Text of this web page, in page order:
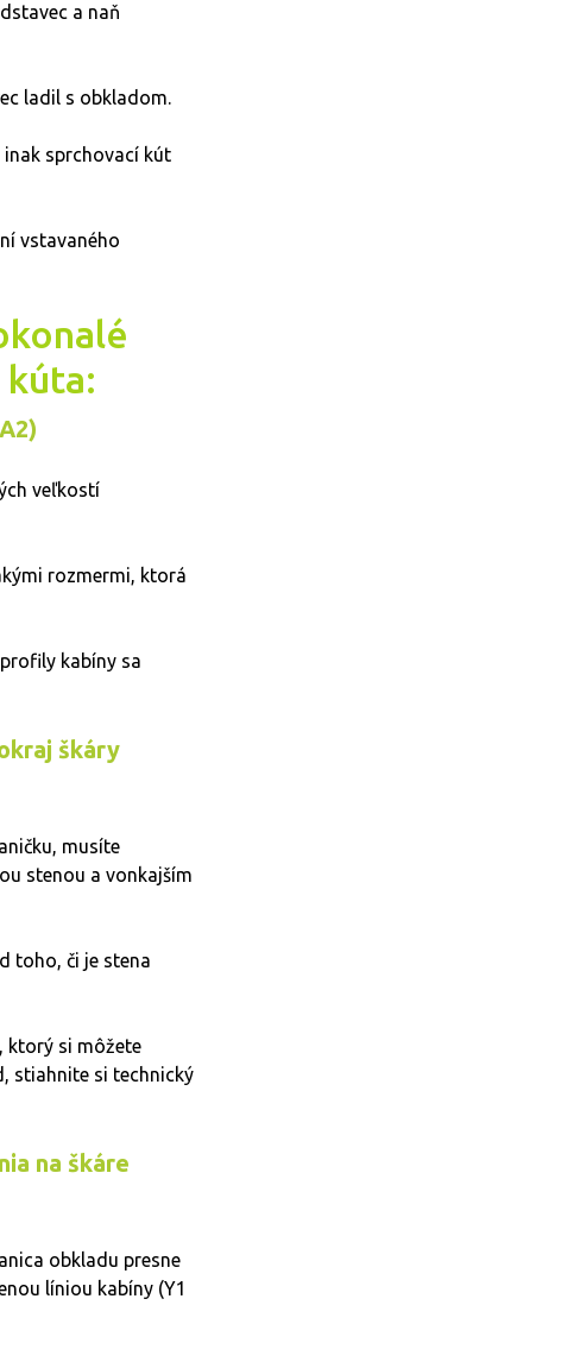
a naň
ladil s obkladom.
sprchovací kút
vstavaného
veľkostí
rozmermi, ktorá
kabíny sa
škáry
musíte
stenou a vonkajším
toho, či je stena
ktorý si môžete
stiahnite si technický
na škáre
obkladu presne
líniou kabíny (Y1